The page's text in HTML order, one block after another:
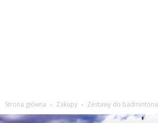
Strona główna Zakupy Zestawy do badmintona